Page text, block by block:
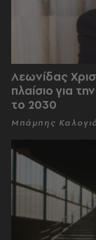
Λεωνίδας
πλαίσιο για
το 2030
Μπάμπης